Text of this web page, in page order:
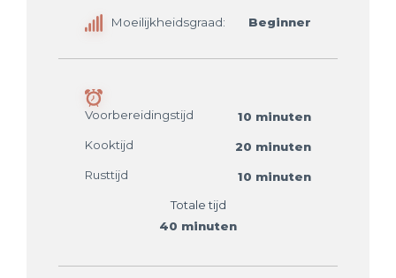
Moeilijkheidsgraad: Beginner
Voorbereidingstijd
10 minuten
Kooktijd
20 minuten
Rusttijd
10 minuten
Totale tijd
40 minuten